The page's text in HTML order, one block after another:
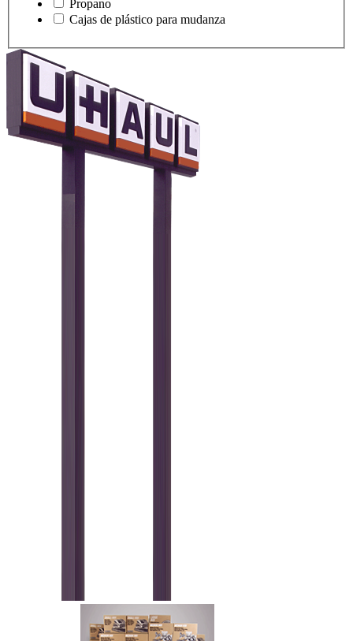
Propano
Cajas de plástico para mudanza